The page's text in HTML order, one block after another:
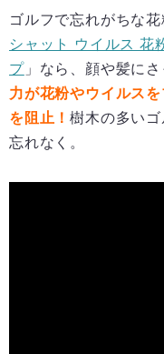
ゴルフで忘れがちな
シャット ウイルス 花
プ 」なら、顔や髪に
力が花粉やウイルス
を阻止！樹木の多い
忘れなく。